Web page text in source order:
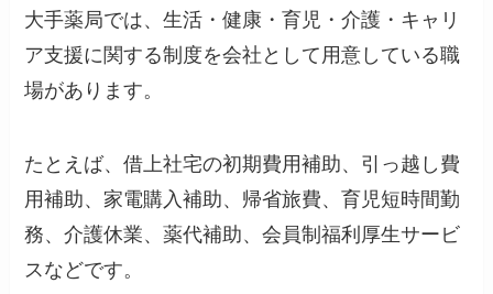
大手薬局では、生活・健康・育児・介護・キャリ
ア支援に関する制度を会社として用意している職
場があります。
たとえば、借上社宅の初期費用補助、引っ越し費
用補助、家電購入補助、帰省旅費、育児短時間勤
務、介護休業、薬代補助、会員制福利厚生サービ
スなどです。